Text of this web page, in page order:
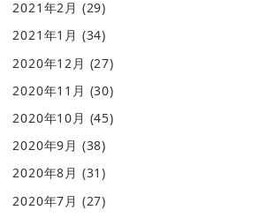
2021年2月 (29)
2021年1月 (34)
2020年12月 (27)
2020年11月 (30)
2020年10月 (45)
2020年9月 (38)
2020年8月 (31)
2020年7月 (27)